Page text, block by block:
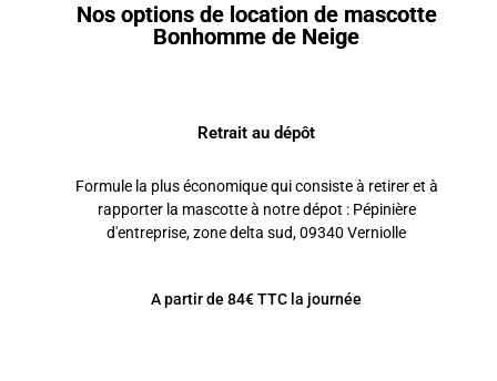
Nos options de location de mascotte
Bonhomme de Neige
Retrait au dépôt
Formule la plus économique qui consiste à retirer et à
rapporter la mascotte à notre dépot : Pépinière
d'entreprise, zone delta sud, 09340 Verniolle
A partir de 84€ TTC la journée